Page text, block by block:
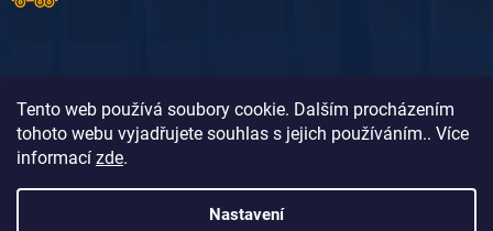
Tento web používá soubory cookie. Dalším procházením
tohoto webu vyjadřujete souhlas s jejich používáním.. Více
informací zde.
Nastavení
Doprava platba dobírkou od 119 Kč